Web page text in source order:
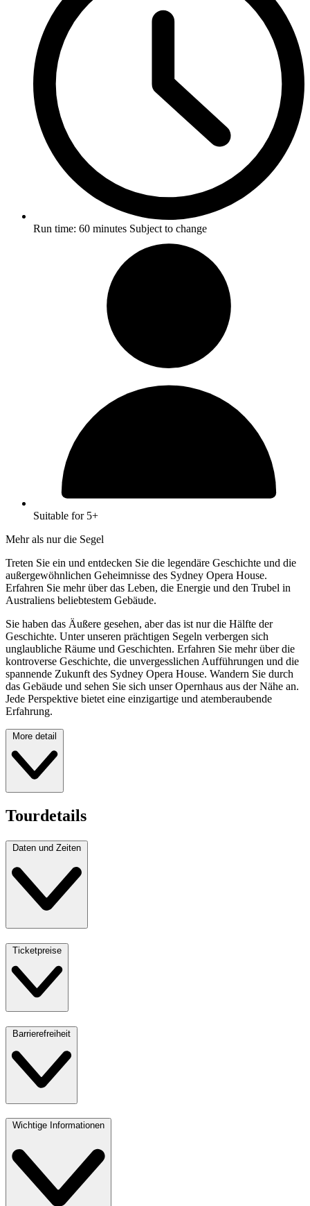
Run time: 60 minutes Subject to change
Suitable for 5+
Mehr als nur die Segel
Treten Sie ein und entdecken Sie die legendäre Geschichte und die
außergewöhnlichen Geheimnisse des Sydney Opera House.
Erfahren Sie mehr über das Leben, die Energie und den Trubel in
Australiens beliebtestem Gebäude.
Sie haben das Äußere gesehen, aber das ist nur die Hälfte der
Geschichte. Unter unseren prächtigen Segeln verbergen sich
unglaubliche Räume und Geschichten. Erfahren Sie mehr über die
kontroverse Geschichte, die unvergesslichen Aufführungen und die
spannende Zukunft des Sydney Opera House. Wandern Sie durch
das Gebäude und sehen Sie sich unser Opernhaus aus der Nähe an.
Jede Perspektive bietet eine einzigartige und atemberaubende
Erfahrung.
More detail
Tourdetails
Daten und Zeiten
Ticketpreise
Barrierefreiheit
Wichtige Informationen